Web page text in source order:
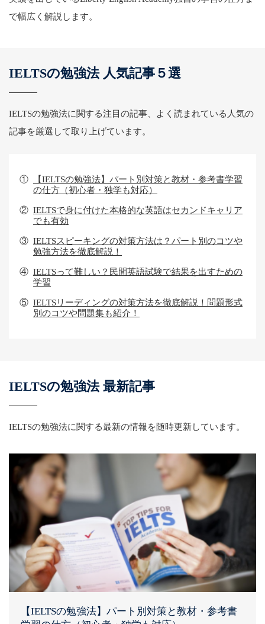
で幅広く解説します。
IELTSの勉強法 人気記事５選
IELTSの勉強法に関する注目の記事、よく読まれている人気の
記事を厳選して取り上げています。
①
【IELTSの勉強法】パート別対策と教材・参考書学習
の仕方（初心者・独学も対応）
② IELTSで身に付けた本格的な英語はセカンドキャリア
でも有効
③ IELTSスピーキングの対策方法は？パート別のコツや
勉強方法を徹底解説！
④ IELTSって難しい？民間英語試験で結果を出すための
学習
⑤ IELTSリーディングの対策方法を徹底解説！問題形式
別のコツや問題集も紹介！
IELTSの勉強法 最新記事
IELTSの勉強法に関する最新の情報を随時更新しています。
【IELTSの勉強法】パート別対策と教材・参考書